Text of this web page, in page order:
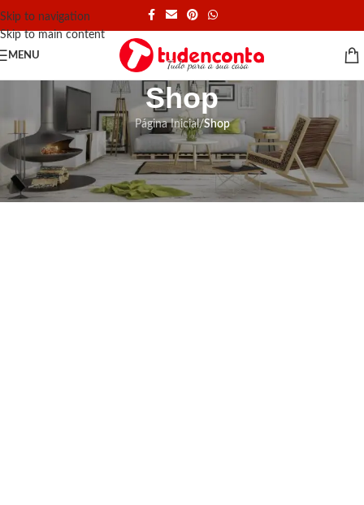
Skip to navigation
Skip to main content
MENU
Shop
Página Inicial/Shop